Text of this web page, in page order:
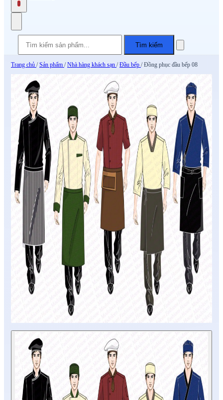
0
Tìm kiếm
Trang chủ / Sản phẩm / Nhà hàng khách sạn / Đầu bếp / Đồng phục đầu bếp 08